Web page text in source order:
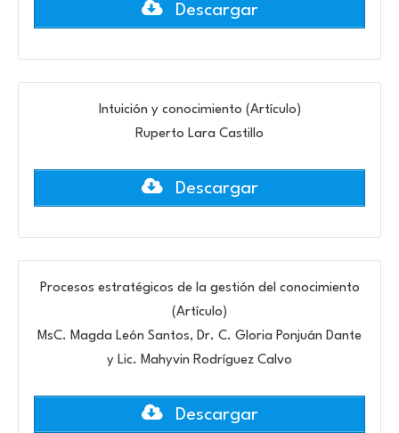
Descargar
Intuición y conocimiento (Artículo)
Ruperto Lara Castillo
Descargar
Procesos estratégicos de la gestión del conocimiento
(Artículo)
MsC. Magda León Santos, Dr. C. Gloria Ponjuán Dante
y Lic. Mahyvin Rodríguez Calvo
Descargar